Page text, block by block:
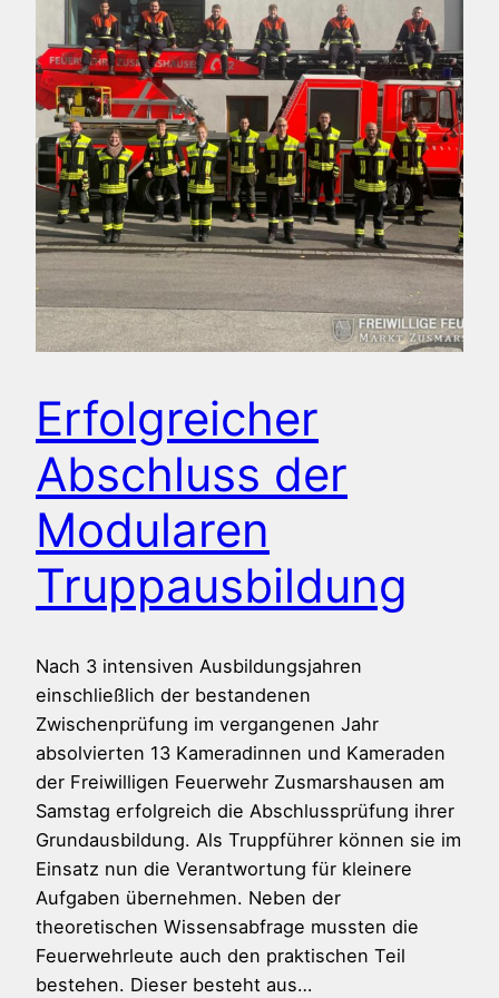
Erfolgreicher
Abschluss der
Modularen
Truppausbildung
Nach 3 intensiven Ausbildungsjahren
einschließlich der bestandenen
Zwischenprüfung im vergangenen Jahr
absolvierten 13 Kameradinnen und Kameraden
der Freiwilligen Feuerwehr Zusmarshausen am
Samstag erfolgreich die Abschlussprüfung ihrer
Grundausbildung. Als Truppführer können sie im
Einsatz nun die Verantwortung für kleinere
Aufgaben übernehmen. Neben der
theoretischen Wissensabfrage mussten die
Feuerwehrleute auch den praktischen Teil
bestehen. Dieser besteht aus…